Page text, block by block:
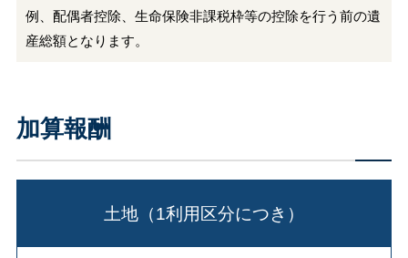
例、配偶者控除、生命保険非課税枠等の控除を行う前の遺
産総額となります。
加算報酬
土地（1利用区分につき）